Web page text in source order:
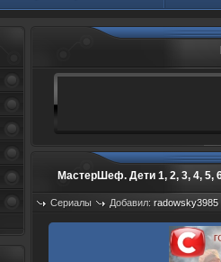
МастерШеф. Дети 1, 2, 3, 4, 5,
Сериалы Добавил: radowsky3985
Просмотров: 516